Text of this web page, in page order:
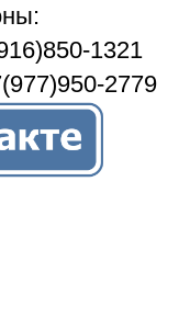
1321
2779